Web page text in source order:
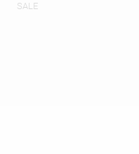
SALE